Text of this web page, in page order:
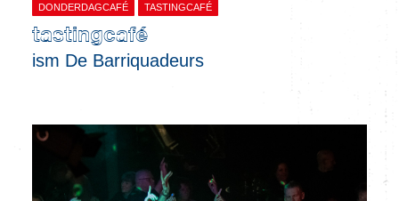
DONDERDAGCAFÉ TASTINGCAFÉ
tastingcafé
ism De Barriquadeurs